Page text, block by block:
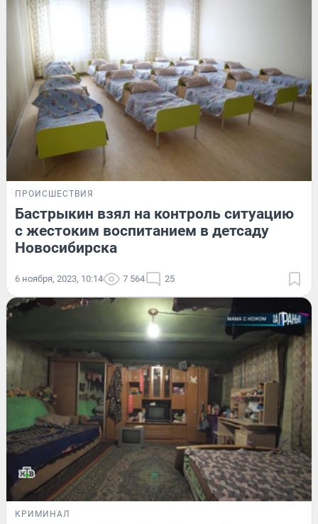
ПРОИСШЕСТВИЯ
Бастрыкин взял на контроль ситуацию
с жестоким воспитанием в детсаду
Новосибирска
6 ноября, 2023, 10:14 7 564 25
КРИМИНАЛ